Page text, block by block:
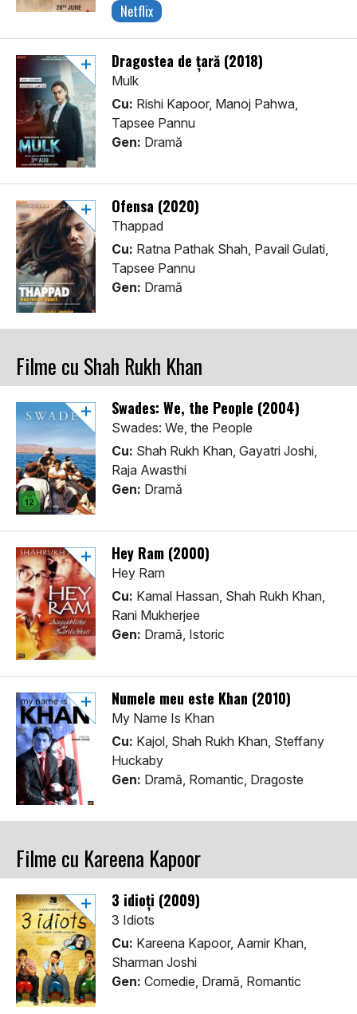
Netflix
Dragostea de țară (2018)
Mulk
Cu: Rishi Kapoor, Manoj Pahwa,
Tapsee Pannu
Gen: Dramă
Ofensa (2020)
Thappad
Cu: Ratna Pathak Shah, Pavail Gulati,
Tapsee Pannu
Gen: Dramă
Filme cu Shah Rukh Khan
Swades: We, the People (2004)
Swades: We, the People
Cu: Shah Rukh Khan, Gayatri Joshi,
Raja Awasthi
Gen: Dramă
Hey Ram (2000)
Hey Ram
Cu: Kamal Hassan, Shah Rukh Khan,
Rani Mukherjee
Gen: Dramă, Istoric
Numele meu este Khan (2010)
My Name Is Khan
Cu: Kajol, Shah Rukh Khan, Steffany
Huckaby
Gen: Dramă, Romantic, Dragoste
Filme cu Kareena Kapoor
3 idioți (2009)
3 Idiots
Cu: Kareena Kapoor, Aamir Khan,
Sharman Joshi
Gen: Comedie, Dramă, Romantic